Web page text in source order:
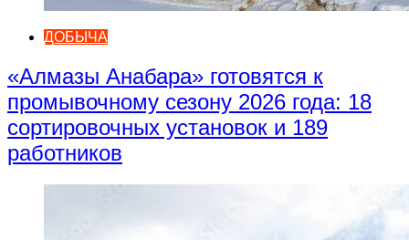
ДОБЫЧА
«Алмазы Анабара» готовятся к
промывочному сезону 2026 года: 18
сортировочных установок и 189
работников